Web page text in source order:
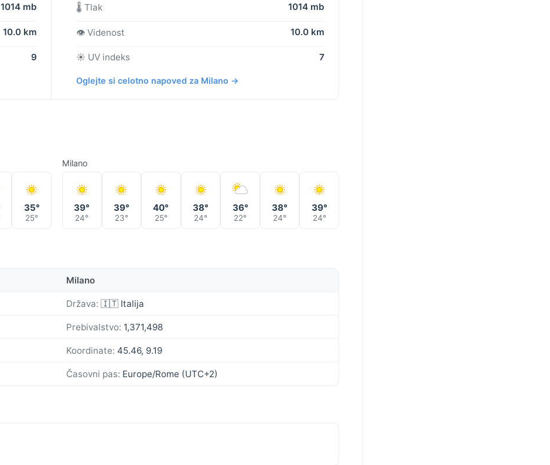
1014 mb
10.0 km
9
🌡️ Tlak 1014 mb
👁️ Videnost 10.0 km
☀️ UV indeks 7
Oglejte si celotno napoved za Milano →
35°
25°
Milano
39°
24°
39°
23°
40°
25°
38°
24°
36°
22°
38°
24°
39°
24°
Milano
Država: 🇮🇹 Italija
Prebivalstvo: 1,371,498
Koordinate: 45.46, 9.19
Časovni pas: Europe/Rome (UTC+2)